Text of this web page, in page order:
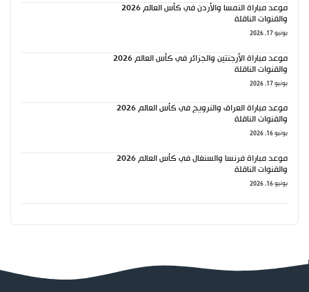
موعد مباراة النمسا والأردن في كأس العالم 2026
والقنوات الناقلة
يونيو 17, 2026
موعد مباراة الأرجنتين والجزائر في كأس العالم 2026
والقنوات الناقلة
يونيو 17, 2026
موعد مباراة العراق والنرويج في كأس العالم 2026
والقنوات الناقلة
يونيو 16, 2026
موعد مباراة فرنسا والسنغال في كأس العالم 2026
والقنوات الناقلة
يونيو 16, 2026